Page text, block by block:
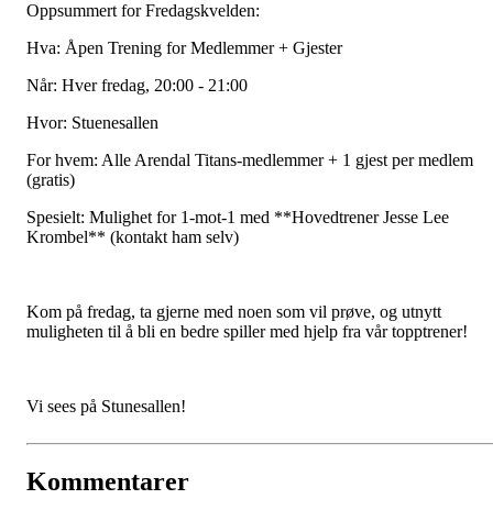
Oppsummert for Fredagskvelden:
Hva: Åpen Trening for Medlemmer + Gjester
Når: Hver fredag, 20:00 - 21:00
Hvor: Stuenesallen
For hvem: Alle Arendal Titans-medlemmer + 1 gjest per medlem
(gratis)
Spesielt: Mulighet for 1-mot-1 med **Hovedtrener Jesse Lee
Krombel** (kontakt ham selv)
Kom på fredag, ta gjerne med noen som vil prøve, og utnytt
muligheten til å bli en bedre spiller med hjelp fra vår topptrener!
Vi sees på Stunesallen!
Kommentarer